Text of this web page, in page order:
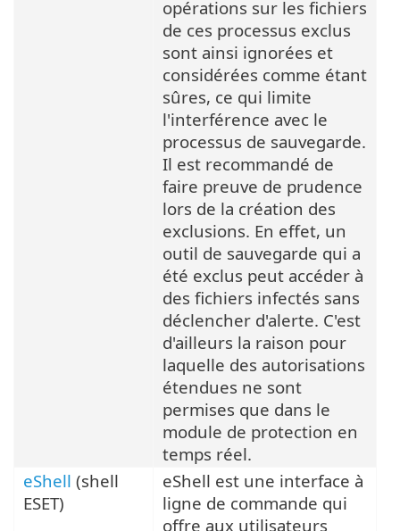
opérations sur les fichiers
de ces processus exclus
sont ainsi ignorées et
considérées comme étant
sûres, ce qui limite
l'interférence avec le
processus de sauvegarde.
Il est recommandé de
faire preuve de prudence
lors de la création des
exclusions. En effet, un
outil de sauvegarde qui a
été exclus peut accéder à
des fichiers infectés sans
déclencher d'alerte. C'est
d'ailleurs la raison pour
laquelle des autorisations
étendues ne sont
permises que dans le
module de protection en
temps réel.
eShell (shell
ESET)
eShell est une interface à
ligne de commande qui
offre aux utilisateurs